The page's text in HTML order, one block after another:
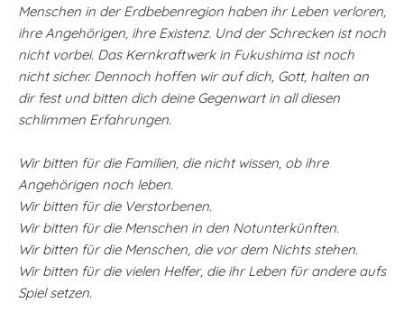
Menschen in der Erdbebenregion haben ihr Leben verloren,
ihre Angehörigen, ihre Existenz. Und der Schrecken ist noch
nicht vorbei. Das Kernkraftwerk in Fukushima ist noch
nicht sicher. Dennoch hoffen wir auf dich, Gott, halten an
dir fest und bitten dich deine Gegenwart in all diesen
schlimmen Erfahrungen.
Wir bitten für die Familien, die nicht wissen, ob ihre
Angehörigen noch leben.
Wir bitten für die Verstorbenen.
Wir bitten für die Menschen in den Notunterkünften.
Wir bitten für die Menschen, die vor dem Nichts stehen.
Wir bitten für die vielen Helfer, die ihr Leben für andere aufs
Spiel setzen.